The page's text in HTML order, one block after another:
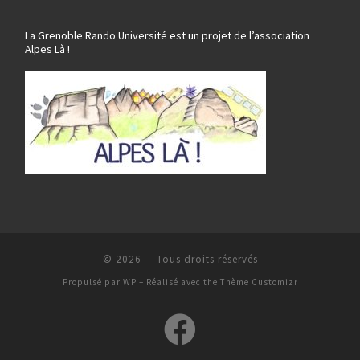
La Grenoble Rando Université est un projet de l’association
Alpes Là !
© 2026 – Tous droits réservés
Propulsé par WP – Réalisé avec the Thème Customizr